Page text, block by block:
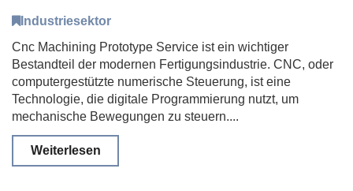
Industriesektor
Cnc Machining Prototype Service ist ein wichtiger
Bestandteil der modernen Fertigungsindustrie. CNC, oder
computergestützte numerische Steuerung, ist eine
Technologie, die digitale Programmierung nutzt, um
mechanische Bewegungen zu steuern....
Weiterlesen